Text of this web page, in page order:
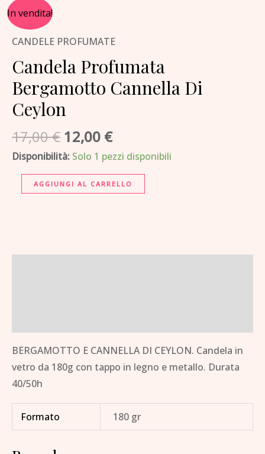
In vendita!
CANDELE PROFUMATE
Candela Profumata
Bergamotto Cannella Di
Ceylon
17,00€
originale
era:
17,00 €.
12,00 €
attuale
è:
12,00 €.
Disponibilità: Solo 1 pezzi disponibili
Candela
Profumata
Bergamotto
Cannella
Di
Ceylon
quantità
AGGIUNGI AL CARRELLO
BERGAMOTTO E CANNELLA DI CEYLON. Candela in
vetro da 180g con tappo in legno e metallo. Durata
40/50h
Formato 180 gr